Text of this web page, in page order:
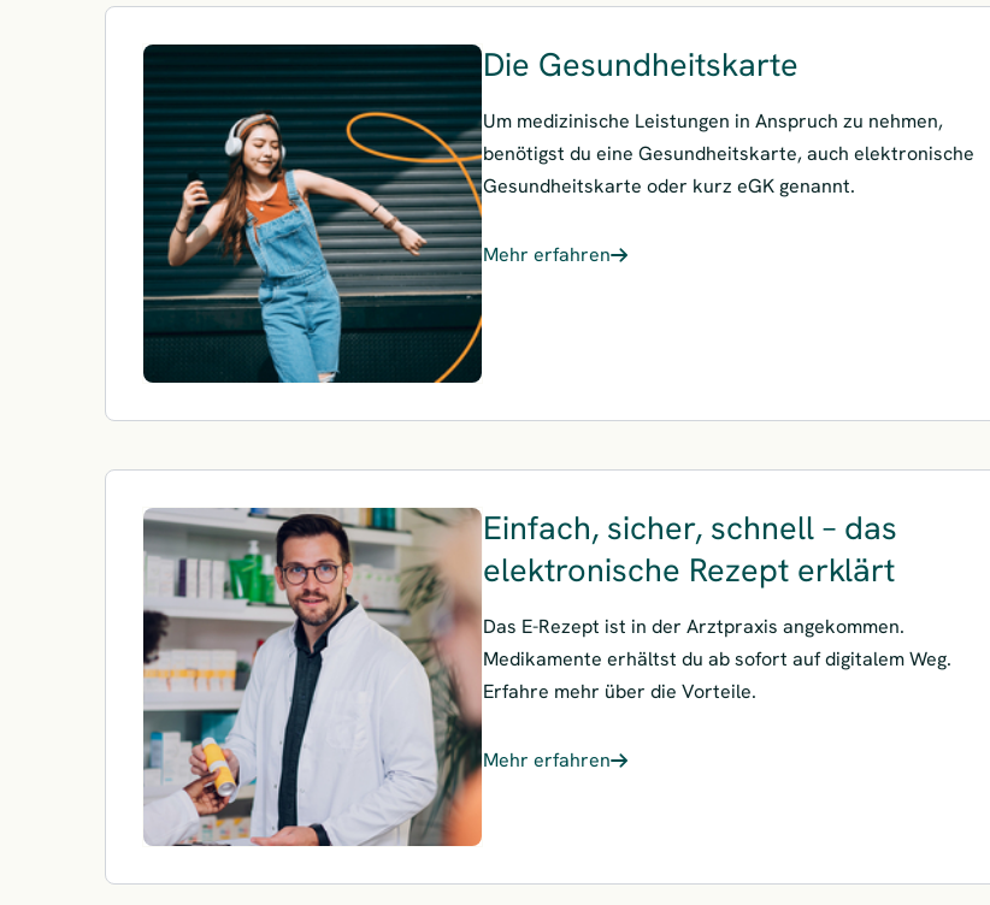
Die Gesundheitskarte
Um medizinische Leistungen in Anspruch zu nehmen,
benötigst du eine Gesundheitskarte, auch elektronische
Gesundheitskarte oder kurz eGK genannt.
Mehr erfahren
– Die Gesundheitskarte
Einfach, sicher, schnell – das
elektronische Rezept erklärt
Das E-Rezept ist in der Arztpraxis angekommen.
Medikamente erhältst du ab sofort auf digitalem Weg.
Erfahre mehr über die Vorteile.
Mehr erfahren
– Einfach, sicher, schnell – das elektronische Rezept erklärt